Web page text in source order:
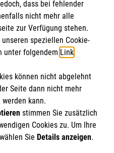
e.V.
120 0001 2
als eingetragene
von der Körperschaft- und
dass bei fehlender
nicht mehr alle
zur Verfügung stehen.
speziellen Cookie-
unter folgendem Link.
können nicht abgelehnt
Seite dann nicht mehr
kann.
stimmen Sie zusätzlich
Cookies zu. Um Ihre
Sie Details anzeigen.